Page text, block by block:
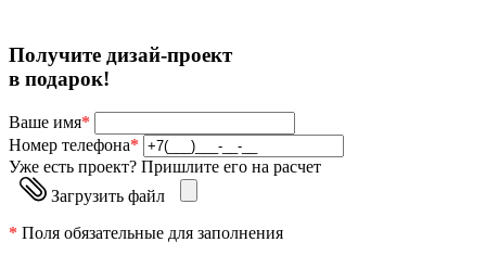
Получите дизай-проект
в подарок!
Ваше имя*
Номер телефона*
Уже есть проект? Пришлите его на расчет
Загрузить файл
* Поля обязательные для заполнения